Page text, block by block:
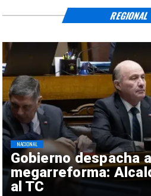
Gobierno despacha
megarreforma:
al TC
NACIONAL
REGIONAL